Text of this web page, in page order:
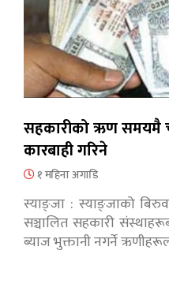
सहकारीको ऋण समयमै
कारबाही गरिने
१ महिना अगाडि
स्याङ्जा : स्याङ्जाको
सञ्चालित सहकारी
ब्याज भुक्तानी नगर्ने